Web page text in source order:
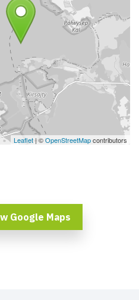
Leaflet | ©OpenStreetMapcontributors
Google Maps